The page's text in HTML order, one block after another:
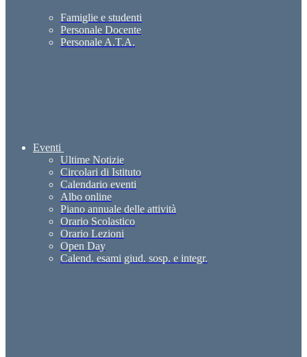
Famiglie e studenti
Personale Docente
Personale A.T.A.
Eventi
Ultime Notizie
Circolari di Istituto
Calendario eventi
Albo online
Piano annuale delle attività
Orario Scolastico
Orario Lezioni
Open Day
Calend. esami giud. sosp. e integr.